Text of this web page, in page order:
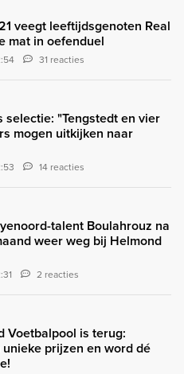
veegt leeftijdsgenoten Real
mat in oefenduel
31 reacties
selectie: "Tengstedt en vier
mogen uitkijken naar
14 reacties
talent Boulahrouz na
weer weg bij Helmond
2 reacties
Voetbalpool is terug:
prijzen en word dé